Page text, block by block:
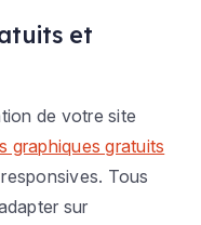
et
de votre site
graphiques gratuits
Tous
sur